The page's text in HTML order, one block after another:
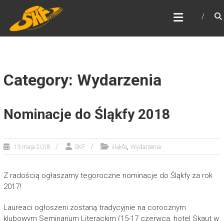
content
ŚLĄSKI KLUB FANTASTYKI
Najstarszy klub fantastyki w Polsce
Category: Wydarzenia
Nominacje do Śląkfy 2018
13 maja 2018 SKF śląkfa, Wydarzenia
Z radością ogłaszamy tegoroczne nominacje do Śląkfy za rok
2017!
Laureaci ogłoszeni zostaną tradycyjnie na corocznym
klubowym Seminarium Literackim (15-17 czerwca, hotel Skaut w